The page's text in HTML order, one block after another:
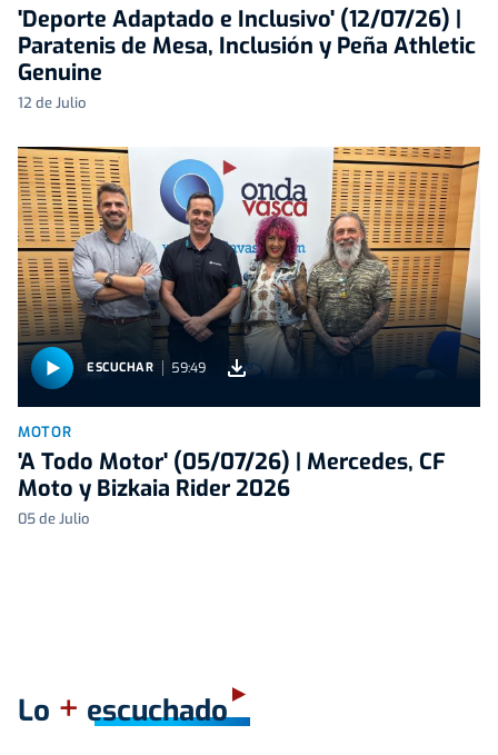
'Deporte Adaptado e Inclusivo' (12/07/26) |
Paratenis de Mesa, Inclusión y Peña Athletic
Genuine
12 de Julio
ESCUCHAR 59:49
MOTOR
'A Todo Motor' (05/07/26) | Mercedes, CF
Moto y Bizkaia Rider 2026
05 de Julio
Lo + escuchado